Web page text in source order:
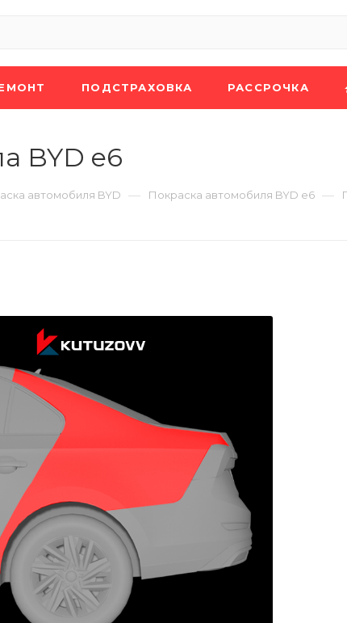
ПОДСТРАХОВКА РАССРОЧКА
BYD e6
автомобиля BYD — Покраска автомобиля BYD e6 —